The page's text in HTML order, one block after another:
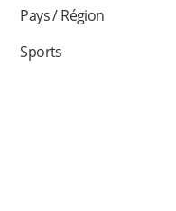
Pays / Région
Sports